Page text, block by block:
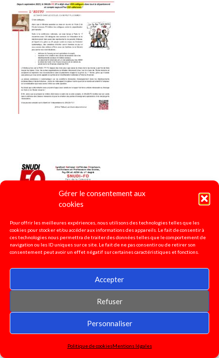
Gérer le consentement aux
cookies
Pour offrir les meilleures expériences, nous utilisons des technologies telles que les
cookies pour stocker et/ou accéder aux informations des appareils. Le fait de consentir à
ces technologies nous permettra de traiter des données telles que le comportement de
navigation ou les ID uniques sur ce site. Le fait de ne pas consentir ou de retirer son
consentement peut avoir un effet négatif sur certaines caractéristiques et fonctions.
Accepter
Refuser
Personnaliser
Politique de cookiesMentions légales